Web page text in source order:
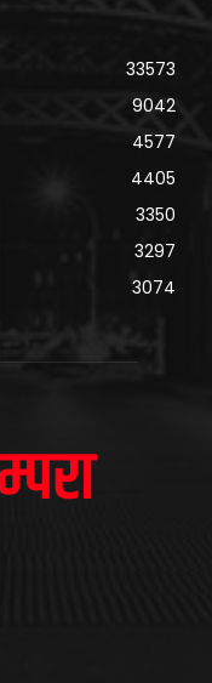
33573
9042
4577
4405
3350
3297
3074